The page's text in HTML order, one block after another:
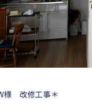
様 改修工事＊